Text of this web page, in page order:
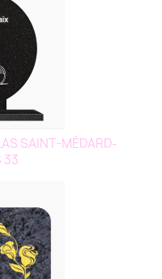
SAINT-MÉDARD-
33